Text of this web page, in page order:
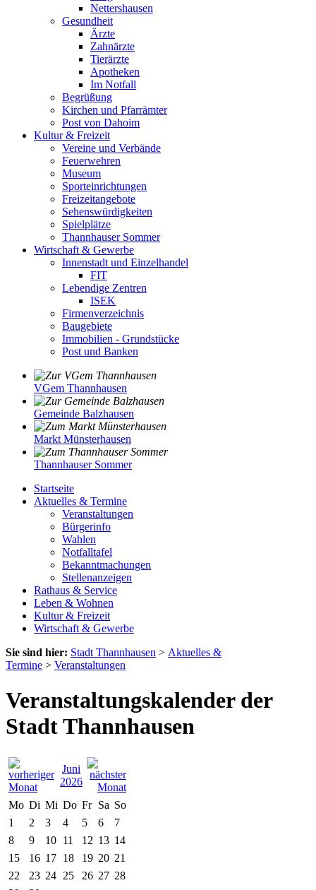
Nettershausen
Gesundheit
Ärzte
Zahnärzte
Tierärzte
Apotheken
Im Notfall
Begrüßung
Kirchen und Pfarrämter
Post von Dahoim
Kultur & Freizeit
Vereine und Verbände
Feuerwehren
Museum
Sporteinrichtungen
Freizeitangebote
Sehenswürdigkeiten
Spielplätze
Thannhauser Sommer
Wirtschaft & Gewerbe
Innenstadt und Einzelhandel
FIT
Lebendige Zentren
ISEK
Firmenverzeichnis
Baugebiete
Immobilien - Grundstücke
Post und Banken
VGem Thannhausen
Gemeinde Balzhausen
Markt Münsterhausen
Thannhauser Sommer
Startseite
Aktuelles & Termine
Veranstaltungen
Bürgerinfo
Wahlen
Notfalltafel
Bekanntmachungen
Stellenanzeigen
Rathaus & Service
Leben & Wohnen
Kultur & Freizeit
Wirtschaft & Gewerbe
Sie sind hier: Stadt Thannhausen > Aktuelles &
Termine > Veranstaltungen
Veranstaltungskalender der
Stadt Thannhausen
Juni
2026
Mo Di Mi Do Fr Sa So
1
2 3 4 5 6
7
8
9 10 11 12 13 14
15
16 17 18 19 20 21
22
23 24 25 26 27 28